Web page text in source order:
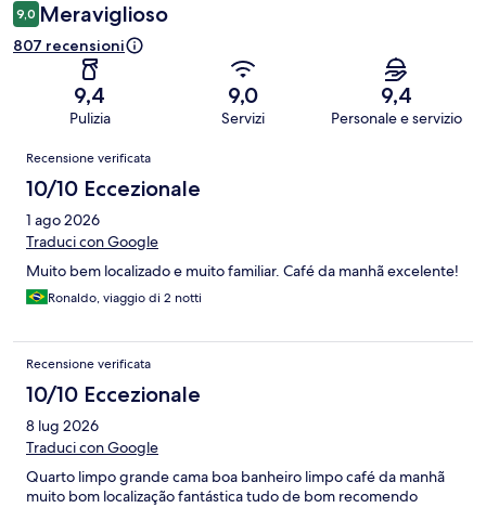
9,0 Meraviglioso
807 recensioni
9,4
Pulizia
9,0
Servizi
9,4
Personale e servizio
Recensioni
Recensione verificata
10/10 Eccezionale
1 ago 2026
Traduci con Google
Muito bem localizado e muito familiar. Café da manhã excelente!
Ronaldo, viaggio di 2 notti
Recensione verificata
10/10 Eccezionale
8 lug 2026
Traduci con Google
Quarto limpo grande cama boa banheiro limpo café da manhã
muito bom localização fantástica tudo de bom recomendo